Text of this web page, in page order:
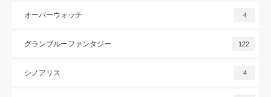
オーバーウォッチ 4
グランブルーファンタジー 122
シノアリス 4